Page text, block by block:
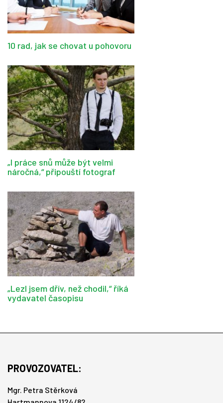
10 rad, jak se chovat u pohovoru
„I práce snů může být velmi
náročná,“ připouští fotograf
„Lezl jsem dřív, než chodil,“ říká
vydavatel časopisu
PROVOZOVATEL:
Mgr. Petra Stěrková